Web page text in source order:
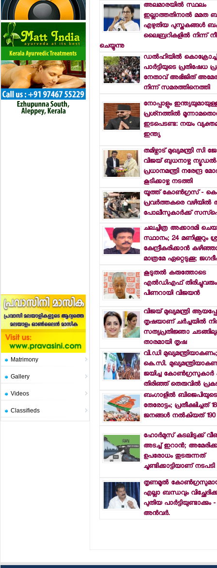
Matrimony
Gallery
Videos
Classifieds
അലമാരയില്‍ സ്ഥലം
ഇല്ലാത്തതിനാല്‍ മമത
എഴുതിയ പുസ്തകങ്ങള്‍
ലൈബ്രറികളില്‍ നിന്ന്
ചെയ്യുന്നു
ഡല്‍ഹിയില്‍ കൊക്രോച്ച്
പാര്‍ട്ടിയുടെ പ്രതിഷേധ
നേതാവ് അഭിജിത്
നിന്ന് സമരത്തിനെത്തി
നോപ്പാളും
പ്രശ്‌നത്തില്‍
ഇടപെടണ്ട: നയം
ഇന്ത്യ
തമിഴ്നാട് മുഖ്യമന്ത്രി
വിജയ് ബുധനാഴ്ച
പ്രധാനമന്ത്രി നരേന്ദ്ര
കൂടിക്കാഴ്ച നടത്തി
യൂത്ത് കോണ്‍ഗ്രസ് -
പ്രവര്‍ത്തകരെ വഴിയില്‍
പോലീസുകാര്‍ക്ക്
ചലച്ചിത്ര അക്കാദമി
സ്ഥാനം; 24 മണിക്കൂറും
കേന്ദ്രീകരിക്കാന്‍
മാത്രമേ ഏറ്റെടുക്കൂ;
കൂടുതല്‍ കരുത്തോടെ
എല്‍ഡിഎഫ്
പിണറായി വിജയന്‍
വിജയ് മുഖ്യമന്ത്രി
തൃഷയാണ് ചര്‍ച്ചയില്‍
സത്യപ്രതിജ്ഞാ
താരമായി തൃഷ
വി.ഡി മുഖ്യമന്ത്രിയാകണം;
കെ.സി.
ജയിച്ച കോണ്‍ഗ്രസുകാര്‍
തിരിഞ്ഞ് തെരുവില്‍
ബംഗാളില്‍ ബിജെപിയുടെ
തേരോട്ടം; പ്രതീക്ഷിച്ചത്
ജനങ്ങള്‍ നല്‍കിയത് 190
ഹോര്‍മുസ് കടലിടുക്ക്
അടച്ച് ഇറാന്‍;
ഉപരോധം തുടരുന്നത്
ചൂണ്ടിക്കാട്ടിയാണ് നടപടി
തൃണമൂല്‍
എല്ലാ ബന്ധവും
പുതിയ പാര്‍ട്ടിയുണ്ടാക്കും -
അന്‍വര്‍.